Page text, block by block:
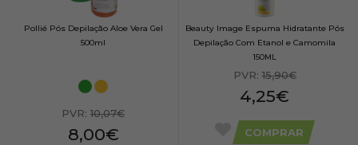
Pollié Pós Depilação Aloe Vera Gel
500ml
PVR: 10,07€
8,00€
Beauty Image Espuma Hidratante Pós
Depilação Com Etanol e Camomila
150ML
PVR:15,90€
4,25€
COMPRAR